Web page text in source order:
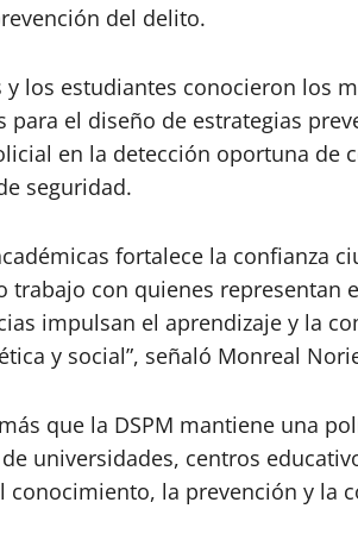
del delito.
los estudiantes conocieron los
el diseño de estrategias
en la detección oportuna de
seguridad.
fortalece la confianza
trabajo con quienes representan
impulsan el aprendizaje y la
y social”, señaló Monreal
que la DSPM mantiene una
universidades, centros
conocimiento, la prevención y la